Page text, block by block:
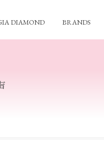
DIAMOND BRANDS